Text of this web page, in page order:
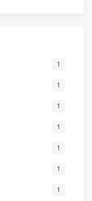
1
1
1
1
1
1
1